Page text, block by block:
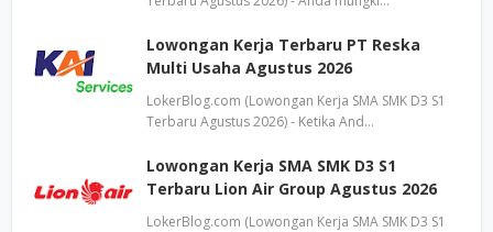
Lowongan Kerja Terbaru PT Reska
Multi Usaha Agustus 2026
LokerBlog.com (Lowongan Kerja SMA SMK D3 S1
Terbaru Agustus 2026) - Ketika And…
Lowongan Kerja SMA SMK D3 S1
Terbaru Lion Air Group Agustus 2026
LokerBlog.com (Lowongan Kerja SMA SMK D3 S1